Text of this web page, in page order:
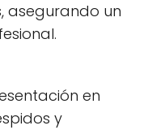
asegurando un
en
y